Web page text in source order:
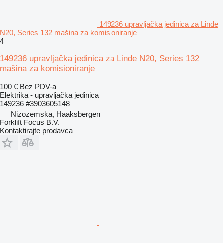
149236 upravljačka jedinica za Linde
N20, Series 132 mašina za komisioniranje
4
149236 upravljačka jedinica za Linde N20, Series 132
mašina za komisioniranje
100 € Bez PDV-a
Elektrika - upravljačka jedinica
149236 #3903605148
Nizozemska, Haaksbergen
Forklift Focus B.V.
Kontaktirajte prodavca